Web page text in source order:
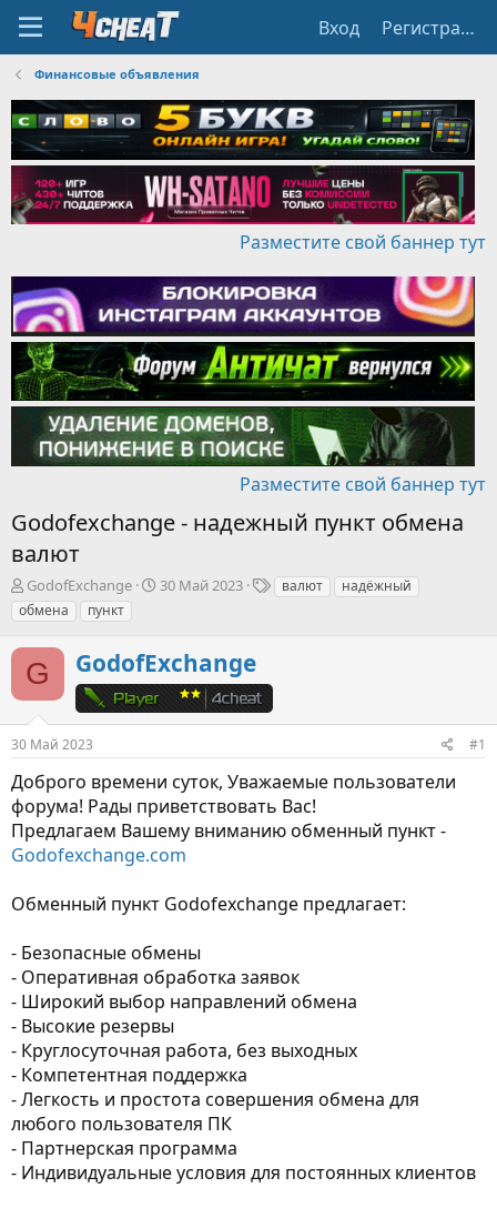
Вход Регистрация
Финансовые объявления
Разместите свой баннер тут
Разместите свой баннер тут
Godofexchange - надежный пункт обмена
валют
А
в
т
о
р
т
е
м
ы
GodofExchange
Д
н
а
а
30 Май 2023
Твалют
надёжный
обмена
пункт
G GodofExchange
30 Май 2023 #1
Доброго времени суток, Уважаемые пользователи
форума! Рады приветствовать Вас!
Предлагаем Вашему вниманию обменный пункт -
Godofexchange.com
Обменный пункт Godofexchange предлагает:
- Безопасные обмены
- Оперативная обработка заявок
- Широкий выбор направлений обмена
- Высокие резервы
- Круглосуточная работа, без выходных
- Компетентная поддержка
- Легкость и простота совершения обмена для
любого пользователя ПК
- Партнерская программа
- Индивидуальные условия для постоянных клиентов